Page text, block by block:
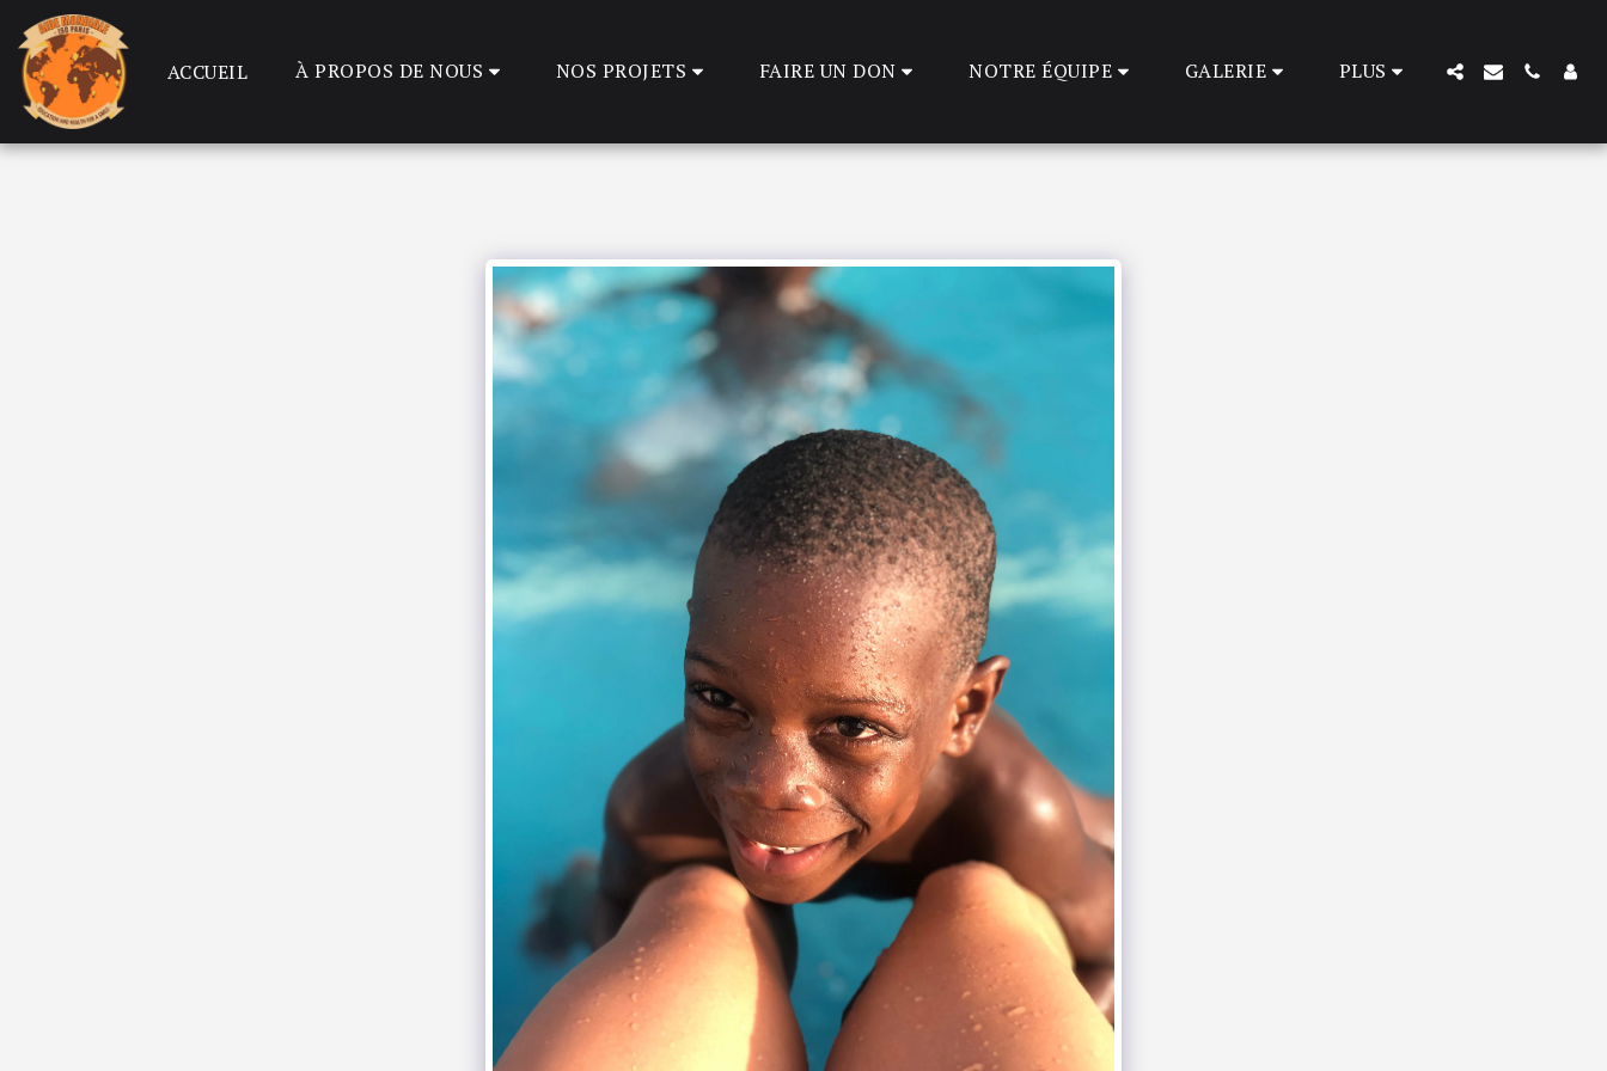
ACCUEIL À PROPOS DE NOUS NOS PROJETS FAIRE UN DON NOTRE ÉQUIPE GALERIE PLUS